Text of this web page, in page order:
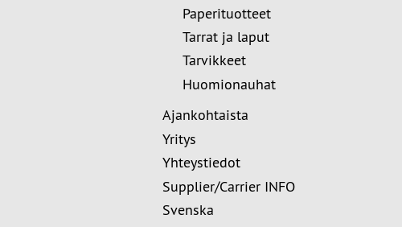
Paperituotteet
Tarrat ja laput
Tarvikkeet
Huomionauhat
Ajankohtaista
Yritys
Yhteystiedot
Supplier/Carrier INFO
Svenska